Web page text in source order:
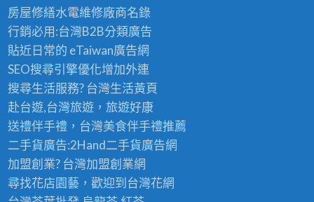
房屋修繕水電維修廠商名錄
行銷必用:台灣B2B分類廣告
貼近日常的 eTaiwan廣告網
SEO搜尋引擎優化增加外連
搜尋生活服務? 台灣生活黃頁
赴台遊,台灣旅遊，旅遊好康
送禮伴手禮，台灣美食伴手禮推薦
二手貨廣告:2Hand二手貨廣告網
加盟創業? 台灣加盟創業網
尋找花店園藝，歡迎到 台灣花網